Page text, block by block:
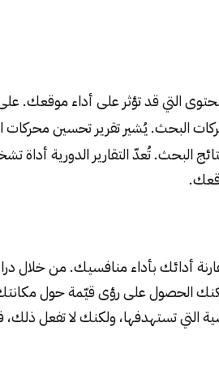
التي قد تؤثر على أداء موقعك.
البحث. يُشير تقرير تحسين محركات
البحث. تُعدّ التقارير الدورية
أدائك بأداء منافسيك. من خلال
يمكنك الحصول على رؤى قيّمة حول
التي تستهدفها، ولكنك لا تفعل